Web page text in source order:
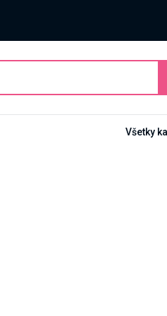
Všetky